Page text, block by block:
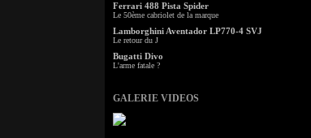
Ferrari 488 Pista Spider
Le 50ème cabriolet de la marque
Lamborghini Aventador LP770-4 SVJ
Le retour du J
Bugatti Divo
L'arme fatale ?
GALERIE VIDEOS